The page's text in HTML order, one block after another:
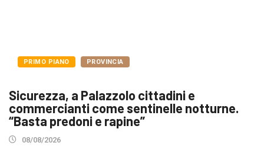
PRIMO PIANO PROVINCIA
Sicurezza, a Palazzolo cittadini e
commercianti come sentinelle notturne.
“Basta predoni e rapine”
08/08/2026